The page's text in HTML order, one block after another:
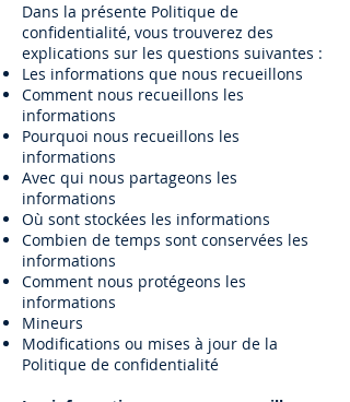
Dans la présente Politique de
confidentialité, vous trouverez des
explications sur les questions suivantes :
Les informations que nous recueillons
Comment nous recueillons les
informations
Pourquoi nous recueillons les
informations
Avec qui nous partageons les
informations
Où sont stockées les informations
Combien de temps sont conservées les
informations
Comment nous protégeons les
informations
Mineurs
Modifications ou mises à jour de la
Politique de confidentialité